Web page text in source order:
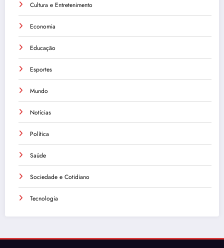
Cultura e Entretenimento
Economia
Educação
Esportes
Mundo
Notícias
Política
Saúde
Sociedade e Cotidiano
Tecnologia